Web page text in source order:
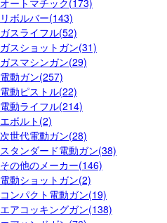
リボルバー(143)
ガスライフル(52)
ガスショットガン(31)
ガスマシンガン(29)
電動ガン(257)
電動ピストル(22)
電動ライフル(214)
エボルト(2)
次世代電動ガン(28)
スタンダード電動ガン(38)
その他のメーカー(146)
電動ショットガン(2)
コンパクト電動ガン(19)
エアコッキングガン(138)